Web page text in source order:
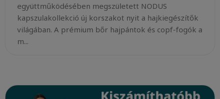
együttműködésében megszületett NODUS
kapszulakollekció új korszakot nyit a hajkiegészítők
világában. A prémium bőr hajpántok és copf-fogók a
m...